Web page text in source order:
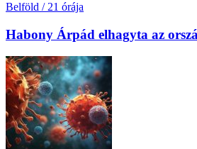
Belföld / 21 órája
Habony Árpád elhagyta az